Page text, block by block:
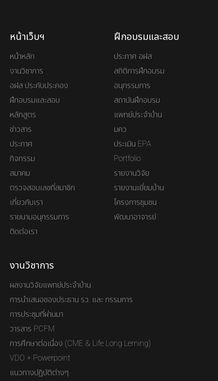
หน้าเว็บฯ
หน้าหลัก
งานวิชาการ
อฝส ประคับประคอง
ฝึกอบรมและสอบ
หลักสูตร
ข่าวสาร
ประกาศ
กิจกรรม
สมาคม
ตรวจสอบเลขที่สมาชิก
เกี่ยวกับเรา
รายนามอนุกรรมการ
ติดต่อเรา
งานวิชาการ
ผลงานวิจัยแพทย์ประจำบ้าน
การนำเสนอของประธาน รว. และ กรรมการ
การประชุมที่ผ่านมา
วารสาร PCFM
การศึกษาต่อเนื่อง (CME & Life Long Lerning)
VDO + Powerpoint
แนวทางปฏิบัติต่างๆ
ฝึกอบรมและสอบ
ประกาศ อฝส
สถิติการฝึกอบรม
อนุกรรมการ
สถาบันฝึกอบรม
แพทย์ประจำบ้าน
มคว
ประเมิน EPA
Portfolio
รายงานวิจัย
รายงานเยี่ยมบ้าน
โครงการชุมชน
พัฒนาอาจารย์